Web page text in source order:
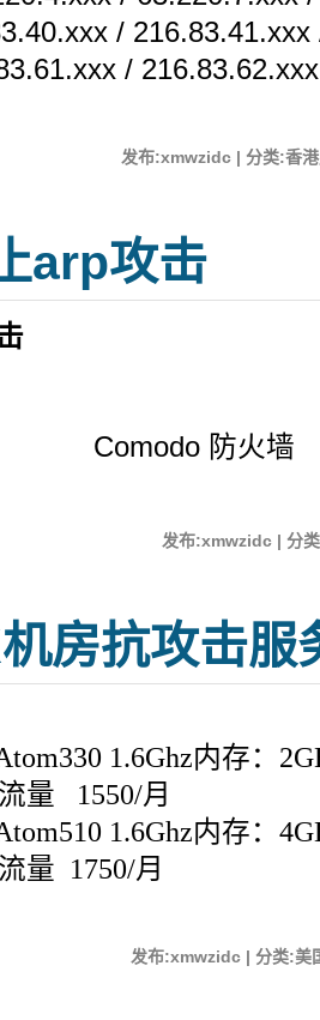
/
/
发布:xmwzidc | 分类:香
arp攻击
防火墙
发布:xmwzidc | 分
房抗攻击服
1.6Ghz内存
量 1550/月
1.6Ghz内存
量 1750/月
发布:xmwzidc | 分类:美